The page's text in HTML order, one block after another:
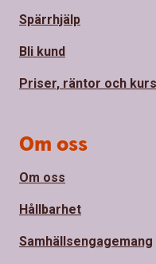
Spärrhjälp
Bli kund
Priser, räntor och
Om oss
Om oss
Hållbarhet
Samhällsengagemang